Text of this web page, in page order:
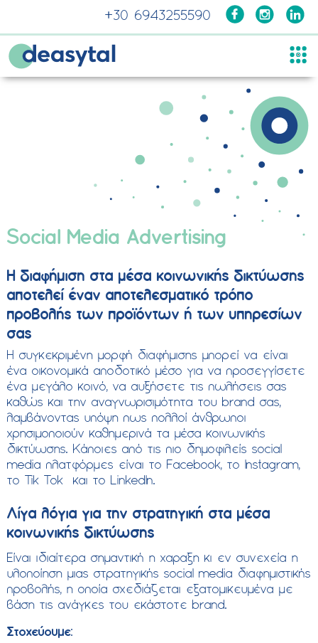
περιεχόμενο
+30 6943255590
Social Media Advertising
Η διαφήμιση στα μέσα κοινωνικής δικτύωσης
αποτελεί έναν αποτελεσματικό τρόπο
προβολής των προϊόντων ή των υπηρεσίων
σας
Η συγκεκριμένη μορφή διαφήμισης μπορεί να είναι
ένα οικονομικά αποδοτικό μέσο για να προσεγγίσετε
ένα μεγάλο κοινό, να αυξήσετε τις πωλήσεις σας
καθώς και την αναγνωρισιμότητα του brand σας,
λαμβάνοντας υπόψη πως πολλοί άνθρωποι
χρησιμοποιούν καθημερινά τα μέσα κοινωνικής
δικτύωσης. Κάποιες από τις πιο δημοφιλείς social
media πλατφόρμες είναι το Facebook, το Instagram,
το Tik Tok και το LinkedIn.
Λίγα λόγια για την στρατηγική στα μέσα
κοινωνικής δικτύωσης
Είναι ιδιαίτερα σημαντική η χαραξη κι εν συνεχεία η
υλοποίηση μιας στρατηγικής social media διαφημιστικής
προβολής, η οποία σχεδιάζεται εξατομικευμένα με
βάση τις ανάγκες του εκάστοτε brand.
Στοχεύουμε: